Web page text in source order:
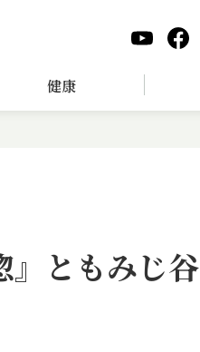
健康
』ともみじ谷